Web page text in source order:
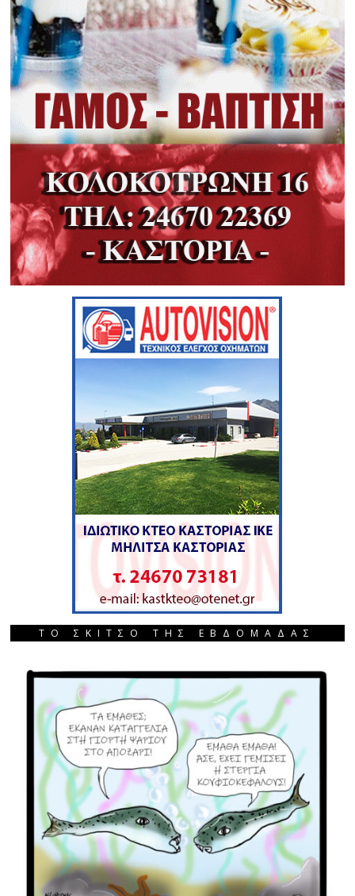
ΤΟ ΣΚΙΤΣΟ ΤΗΣ ΕΒΔΟΜΑΔΑΣ